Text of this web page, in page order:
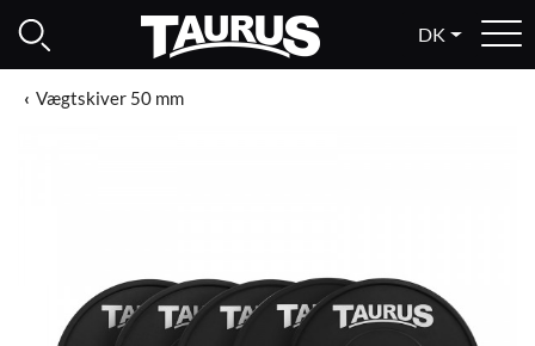
DK
Vægtskiver 50 mm